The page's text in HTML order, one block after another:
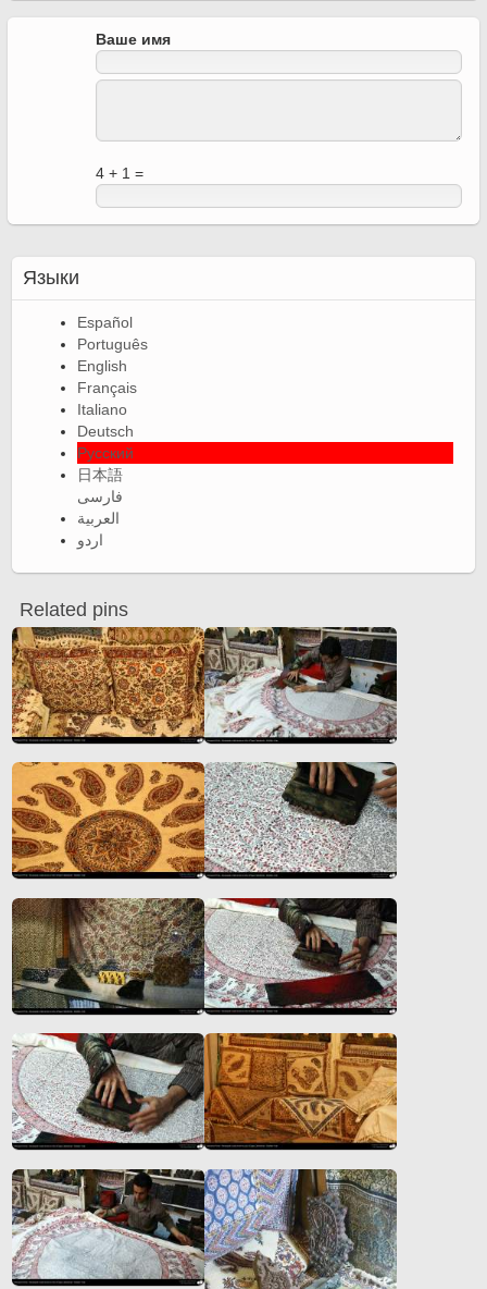
Ваше имя
4 + 1 =
Языки
Español
Português
English
Français
Italiano
Deutsch
Русский
日本語
فارسی
العربية
اردو
Related pins